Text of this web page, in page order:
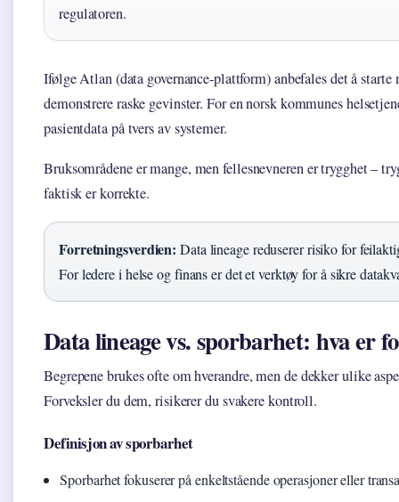
regulatoren.
Ifølge Atlan (data governance-plattform) anbefales det å
demonstrere raske gevinster. For en norsk kommunes
pasientdata på tvers av systemer.
Bruksområdene er mange, men fellesnevneren er trygghet –
faktisk er korrekte.
Forretningsverdien: Data lineage reduserer risiko for
For ledere i helse og finans er det et verktøy for å sikre
Data lineage vs. sporbarhet: hva er
Begrepene brukes ofte om hverandre, men de dekker ulike
Forveksler du dem, risikerer du svakere kontroll.
Definisjon av sporbarhet
Sporbarhet fokuserer på enkeltstående operasjoner eller